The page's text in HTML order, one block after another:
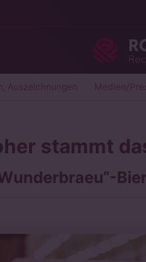
Auszeichnungen Medien/
stammt
Bier